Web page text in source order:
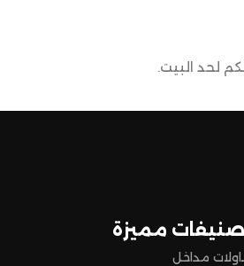
لحد البيت.
مميزة
مداخل